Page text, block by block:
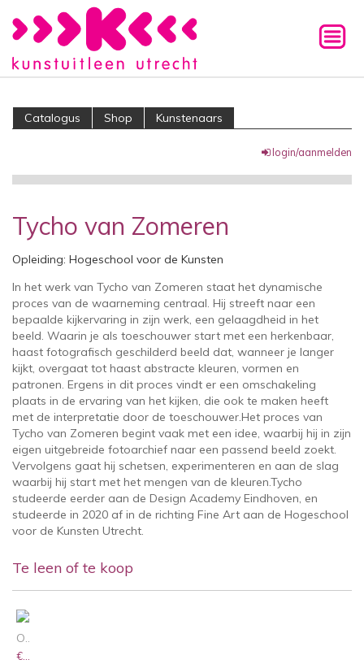
Catalogus Shop Kunstenaars
login/aanmelden
Tycho van Zomeren
Opleiding: Hogeschool voor de Kunsten
In het werk van Tycho van Zomeren staat het dynamische
proces van de waarneming centraal. Hij streeft naar een
bepaalde kijkervaring in zijn werk, een gelaagdheid in het
beeld. Waarin je als toeschouwer start met een herkenbaar,
haast fotografisch geschilderd beeld dat, wanneer je langer
kijkt, overgaat tot haast abstracte kleuren, vormen en
patronen. Ergens in dit proces vindt er een omschakeling
plaats in de ervaring van het kijken, die ook te maken heeft
met de interpretatie door de toeschouwer.Het proces van
Tycho van Zomeren begint vaak met een idee, waarbij hij in zijn
eigen uitgebreide fotoarchief naar een passend beeld zoekt.
Vervolgens gaat hij schetsen, experimenteren en aan de slag
waarbij hij start met het mengen van de kleuren.Tycho
studeerde eerder aan de Design Academy Eindhoven, en
studeerde in 2020 af in de richting Fine Art aan de Hogeschool
voor de Kunsten Utrecht.
Te leen of te koop
OKTOBER
€ 1.525,00 /